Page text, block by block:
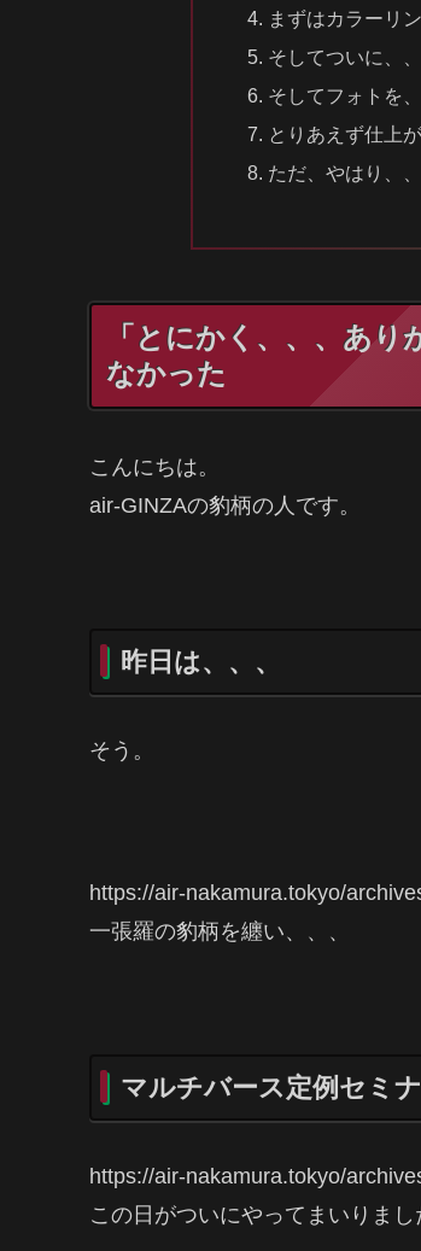
まずはカラーリ
そしてついに、、
そしてフォトを、
とりあえず仕上
ただ、やはり、、
「とにかく、、、あ
なかった
こんにちは。
air-GINZAの豹柄の人です。
昨日は、、、
そう。
https://air-nakamura.tokyo/
一張羅の豹柄を纏い、、、
マルチバース定例セミ
https://air-nakamura.tokyo/
この日がついにやってまいりまし